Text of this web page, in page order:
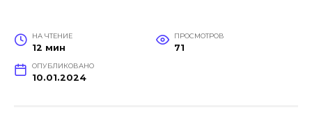
НА ЧТЕНИЕ
12 мин
ПРОСМОТРОВ
71
ОПУБЛИКОВАНО
10.01.2024